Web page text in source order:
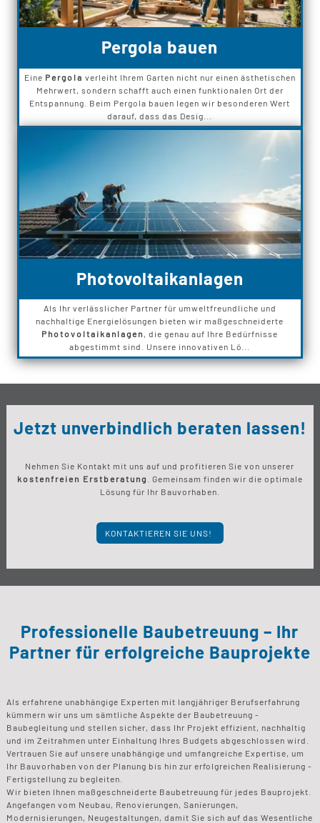
Pergola bauen
Eine Pergola verleiht Ihrem Garten nicht nur einen ästhetischen
Mehrwert, sondern schafft auch einen funktionalen Ort der
Entspannung. Beim Pergola bauen legen wir besonderen Wert
darauf, dass das Desig...
Photovoltaikanlagen
Als Ihr verlässlicher Partner für umweltfreundliche und
nachhaltige Energielösungen bieten wir maßgeschneiderte
Photovoltaikanlagen , die genau auf Ihre Bedürfnisse
abgestimmt sind. Unsere innovativen Lö...
Jetzt unverbindlich beraten lassen!
Nehmen Sie Kontakt mit uns auf und profitieren Sie von unserer
kostenfreien Erstberatung
. Gemeinsam finden wir die optimale
Lösung für Ihr Bauvorhaben.
KONTAKTIEREN SIE UNS!
Professionelle Baubetreuung – Ihr
Partner für erfolgreiche Bauprojekte
Als erfahrene unabhängige Experten mit langjähriger Berufserfahrung
kümmern wir uns um sämtliche Aspekte der Baubetreuung -
Baubegleitung und stellen sicher, dass Ihr Projekt effizient, nachhaltig
und im Zeitrahmen unter Einhaltung Ihres Budgets abgeschlossen wird.
Vertrauen Sie auf unsere unabhängige und umfangreiche Expertise, um
Ihr Bauvorhaben von der Planung bis hin zur erfolgreichen Realisierung -
Fertigstellung zu begleiten.
Wir bieten Ihnen maßgeschneiderte Baubetreuung für jedes Bauprojekt.
Angefangen vom Neubau, Renovierungen, Sanierungen,
Modernisierungen, Neugestaltungen, damit Sie sich auf das Wesentliche